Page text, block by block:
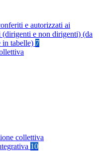
e autorizzati ai
(dirigenti e non dirigenti) (da
in tabelle) 7
collettiva
10